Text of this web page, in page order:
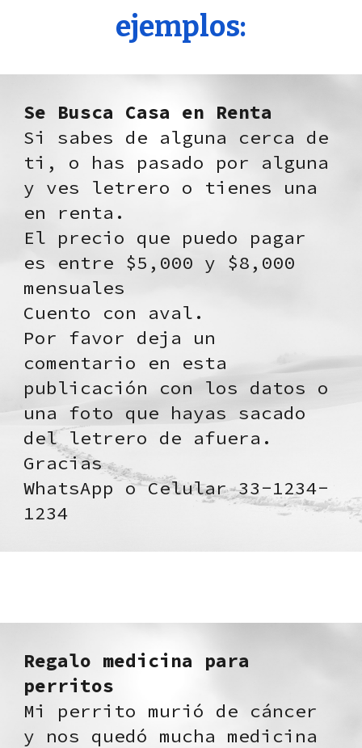
ejemplos:
Se Busca Casa en Renta
Si sabes de alguna cerca de
ti, o has pasado por alguna
y ves letrero o tienes una
en renta.
El precio que puedo pagar
es entre $5,000 y $8,000
mensuales
Cuento con aval.
Por favor deja un
comentario en esta
publicación con los datos o
una foto que hayas sacado
del letrero de afuera.
Gracias
WhatsApp o Celular 33-1234-
1234
Regalo medicina para
perritos
Mi perrito murió de cáncer
y nos quedó mucha medicina